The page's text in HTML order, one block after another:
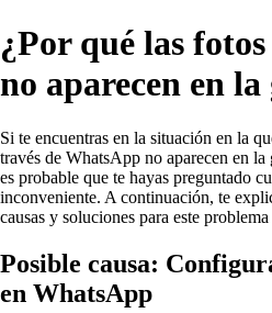
¿Por qué las
no aparecen en
Si te encuentras en la situación en la
través de WhatsApp no aparecen en
es probable que te hayas preguntado
inconveniente. A continuación, te
causas y soluciones para este
Posible causa:
en WhatsApp